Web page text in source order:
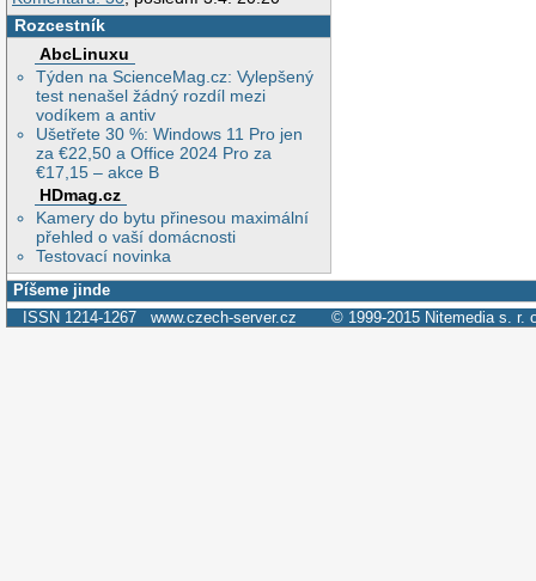
Rozcestník
AbcLinuxu
Týden na ScienceMag.cz: Vylepšený
test nenašel žádný rozdíl mezi
vodíkem a antiv
Ušetřete 30 %: Windows 11 Pro jen
za €22,50 a Office 2024 Pro za
€17,15 – akce B
HDmag.cz
Kamery do bytu přinesou maximální
přehled o vaší domácnosti
Testovací novinka
Píšeme jinde
ISSN 1214-1267 www.czech-server.cz © 1999-2015 Nitemedia s. r.